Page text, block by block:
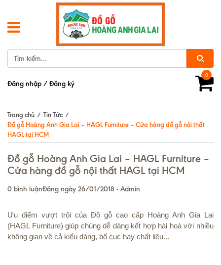
0
Đăng nhập / Đăng ký
Trang chủ / Tin Tức /
Đồ gỗ Hoàng Anh Gia Lai – HAGL Furniture – Cửa hàng đồ gỗ nội thất
HAGL tại HCM
Đồ gỗ Hoàng Anh Gia Lai – HAGL Furniture –
Cửa hàng đồ gỗ nội thất HAGL tại HCM
Đăng ngày 26/01/2018 - Admin
0 bình luận
Ưu điểm vượt trội của Đồ gỗ cao cấp Hoàng Anh Gia Lai
(HAGL Furniture) giúp chúng dễ dàng kết hợp hài hoà với nhiều
không gian về cả kiểu dáng, bố cục hay chất liệu...